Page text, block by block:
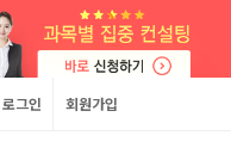
로그인 회원가입